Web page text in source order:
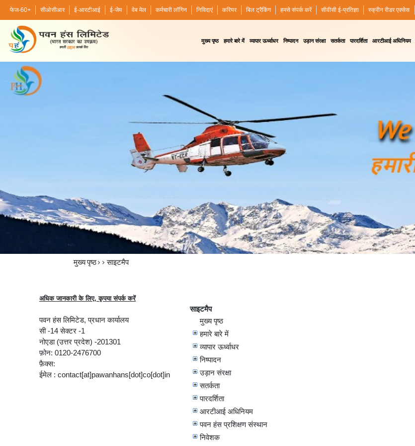
फेज-60+ सीओसीआर ई-आरटीआई ई-जेम वेब मेल कर्मचारी लॉगिन निविदाएं करियर बिल ट्रैकिंग हमसे संपर्क करें सीवीसी ई-प्रतिज्ञा स्क्रीन रीडर एक्सेस
मुख्य पृष्ठ हमारे बारे में व्यापार ऊर्ध्वाधर निष्पादन उड़ान संरक्षा सतर्कता पारदर्शिता आरटीआई अधिनियम
मुख्य पृष्ठ>>साइटमैप
अधिक जानकारी के लिए, कृपया संपर्क करें
पवन हंस लिमिटेड, प्रधान कार्यालय
सी -14 सेक्टर -1
नोएडा (उत्तर प्रदेश) -201301
फ़ोन: 0120-2476700
फ़ैक्स:
ईमेल : contact[at]pawanhans[dot]co[dot]in
साइटमैप
मुख्य पृष्ठ
हमारे बारे में
व्यापार ऊर्ध्वाधर
निष्पादन
उड़ान संरक्षा
सतर्कता
पारदर्शिता
आरटीआई अधिनियम
पवन हंस प्रशिक्षण संस्थान
निवेशक